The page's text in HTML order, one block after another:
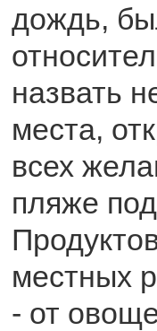
дождь,
назвать
места,
всех
пляже
местных
- от